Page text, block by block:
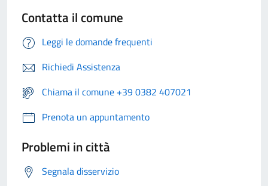
Contatta il comune
Leggi le domande frequenti
Richiedi Assistenza
Chiama il comune +39 0382 407021
Prenota un appuntamento
Problemi in città
Segnala disservizio